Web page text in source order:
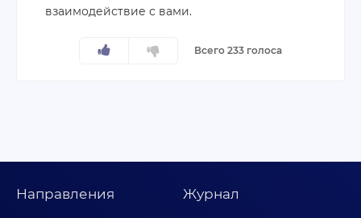
взаимодействие с вами.
Всего 233 голоса
Направления Журнал